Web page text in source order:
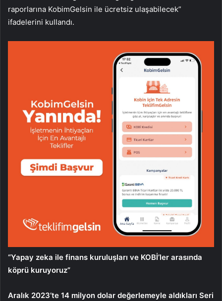
raporlarına KobimGelsin ile ücretsiz ulaşabilecek”
ifadelerini kullandı.
“Yapay zeka ile finans kuruluşları ve KOBİ’ler arasında
köprü kuruyoruz”
Aralık 2023’te 14 milyon dolar değerlemeyle aldıkları Seri